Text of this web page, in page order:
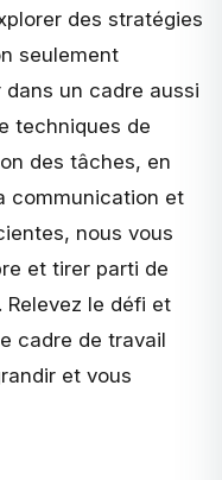
des stratégies
seulement
dans un cadre aussi
techniques de
des tâches, en
communication et
nous vous
et tirer parti de
le défi et
cadre de travail
et vous